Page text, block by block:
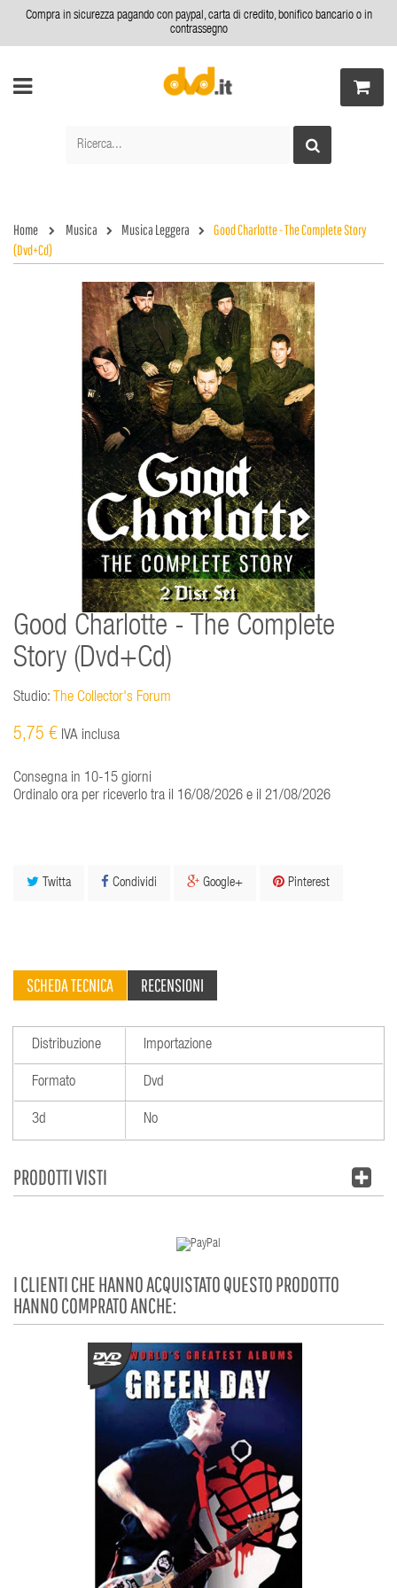
Compra in sicurezza pagando con paypal, carta di credito, bonifico bancario o in
contrassegno
Home Musica Musica Leggera
Good Charlotte - The Complete Story
(Dvd+Cd)
Good Charlotte - The Complete
Story (Dvd+Cd)
Studio: The Collector's Forum
5,75 € IVA inclusa
Consegna in 10-15 giorni
Ordinalo ora per riceverlo tra il 16/08/2026 e il 21/08/2026
Twitta Condividi Google+ Pinterest
SCHEDA TECNICA RECENSIONI
Distribuzione Importazione
Formato Dvd
3d No
PRODOTTI VISTI
I CLIENTI CHE HANNO ACQUISTATO QUESTO PRODOTTO
HANNO COMPRATO ANCHE: